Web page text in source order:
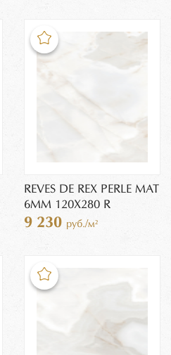
REVES DE REX PERLE MAT
6MM 120X280 R
9 230 руб./м²